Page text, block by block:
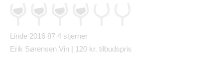
Linde 2016 87 4 stjerner
Erik Sørensen Vin | 120 kr. tilbudspris